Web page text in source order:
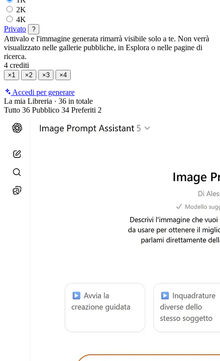
2K
4K
Privato
?
Attivalo e l'immagine generata rimarrà visibile solo a te. Non verrà
visualizzato nelle gallerie pubbliche, in Esplora o nelle pagine di
ricerca.
4 crediti
×1 ×2 ×3 ×4
Accedi per generare
La mia Libreria · 36 in totale
Tutto 36 Pubblico 34 Preferiti 2